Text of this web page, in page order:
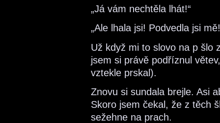
„Já vám nechtěla lhát!“
„Ale lhala jsi! Podvedla jsi
Už když mi to slovo na p šlo
jsem si právě podříznul
vztekle prskal).
Znovu si sundala brejle. Asi
Skoro jsem čekal, že z těch
sežehne na prach.